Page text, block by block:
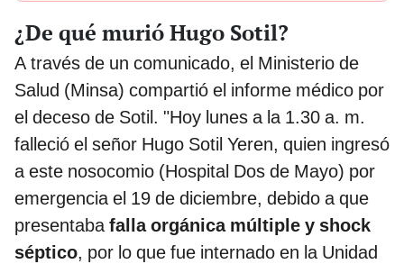
¿De qué murió Hugo Sotil?
A través de un comunicado, el Ministerio de
Salud (Minsa) compartió el informe médico por
el deceso de Sotil. "Hoy lunes a la 1.30 a. m.
falleció el señor Hugo Sotil Yeren, quien ingresó
a este nosocomio (Hospital Dos de Mayo) por
emergencia el 19 de diciembre, debido a que
presentaba falla orgánica múltiple y shock
séptico, por lo que fue internado en la Unidad